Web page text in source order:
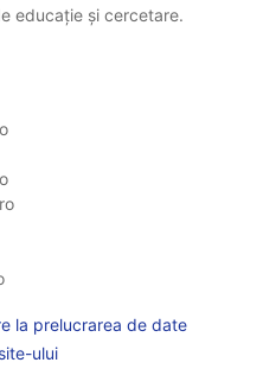
educație și cercetare.
la prelucrarea de date
ului